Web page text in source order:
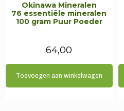
Okinawa Mineralen
76 essentiële mineralen
100 gram Puur Poeder
64,00
Toevoegen aan winkelwagen